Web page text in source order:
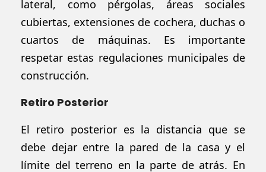
lateral, como pérgolas, áreas sociales
cubiertas, extensiones de cochera, duchas o
cuartos de máquinas. Es importante
respetar estas regulaciones municipales de
construcción.
Retiro Posterior
El retiro posterior es la distancia que se
debe dejar entre la pared de la casa y el
límite del terreno en la parte de atrás. En